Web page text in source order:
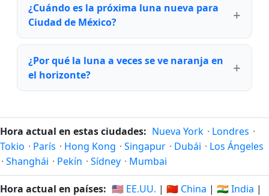
¿Cuándo es la próxima luna nueva para
Ciudad de México?
¿Por qué la luna a veces se ve naranja en
el horizonte?
Hora actual en estas ciudades: Nueva York · Londres ·
Tokio · París · Hong Kong · Singapur · Dubái · Los Ángeles
· Shanghái · Pekín · Sídney · Mumbai
Hora actual en países: 🇺🇸 EE.UU. | 🇨🇳 China | 🇮🇳 India |